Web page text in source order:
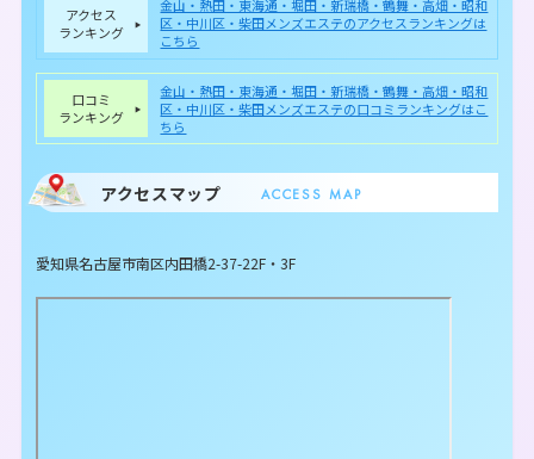
アクセス
ランキング
金山・熱田・東海通・堀田・新瑞橋・鶴舞・高畑・昭和
区・中川区・柴田メンズエステのアクセスランキングは
こちら
口コミ
ランキング
金山・熱田・東海通・堀田・新瑞橋・鶴舞・高畑・昭和
区・中川区・柴田メンズエステの口コミランキングはこ
ちら
アクセスマップ ACCESS MAP
愛知県名古屋市南区内田橋2-37-22F・3F